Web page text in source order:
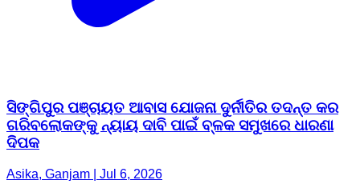
ସିଙ୍ଗିପୁର ପଞ୍ଚାୟତ ଆବାସ ଯୋଜନା ଦୁର୍ନୀତିର ତଦନ୍ତ କର
ଗରିବଲୋକଙ୍କୁ ନ୍ୟାୟ ଦାବି ପାଇଁ ବ୍ଳକ ସମୁଖରେ ଧାରଣା
ଦିପକ
Asika, Ganjam | Jul 6, 2026